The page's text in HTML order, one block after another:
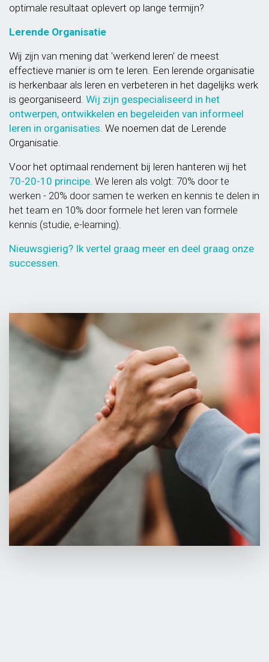
optimale resultaat oplevert op lange termijn?
Lerende Organisatie
Wij zijn van mening dat 'werkend leren' de meest
effectieve manier is om te leren. Een lerende organisatie
is herkenbaar als leren en verbeteren in het dagelijks werk
is georganiseerd. Wij zijn gespecialiseerd in het
ontwerpen, ontwikkelen en begeleiden van informeel
leren in organisaties. We noemen dat de Lerende
Organisatie.
Voor het optimaal rendement bij leren hanteren wij het
70-20-10 principe. We leren als volgt: 70% door te
werken - 20% door samen te werken en kennis te delen in
het team en 10% door formele het leren van formele
kennis (studie, e-learning).
Nieuwsgierig? Ik vertel graag meer en deel graag onze
successen.